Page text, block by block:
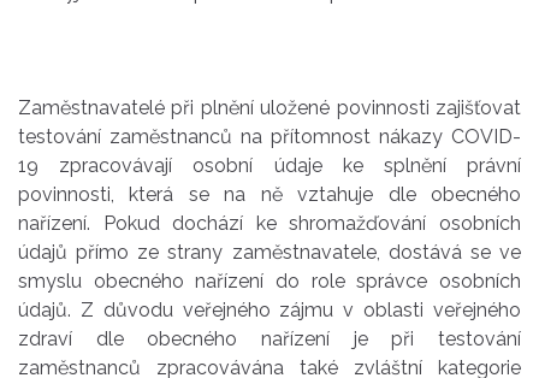
Zaměstnavatelé při plnění uložené povinnosti zajišťovat
testování zaměstnanců na přítomnost nákazy COVID-
19 zpracovávají osobní údaje ke splnění právní
povinnosti, která se na ně vztahuje dle obecného
nařízení. Pokud dochází ke shromažďování osobních
údajů přímo ze strany zaměstnavatele, dostává se ve
smyslu obecného nařízení do role správce osobních
údajů. Z důvodu veřejného zájmu v oblasti veřejného
zdraví dle obecného nařízení je při testování
zaměstnanců zpracovávána také zvláštní kategorie